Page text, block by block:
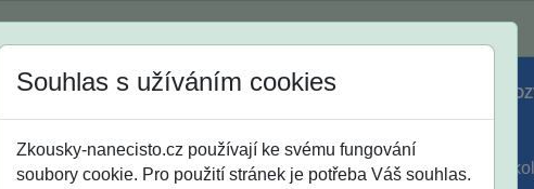
Jak si vybrat
8. třída 9. třída střední maturanti soutěže prázdniny
Souhlas s užíváním cookies
Zkousky-nanecisto.cz používají ke svému fungování
soubory cookie. Pro použití stránek je potřeba Váš souhlas.